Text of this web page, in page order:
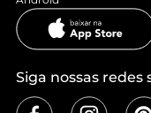
Siga nossas redes